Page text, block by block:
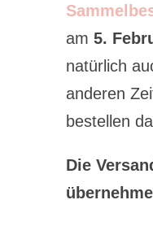
am 5.
natürlich
anderen
bestellen
Die